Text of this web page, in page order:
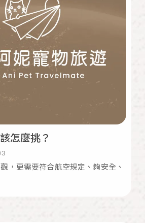
怎麼挑？
，更需要符合航空規定、夠安全、